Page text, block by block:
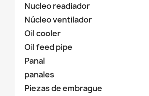
Nucleo readiador
Núcleo ventilador
Oil cooler
Oil feed pipe
Panal
panales
Piezas de embrague